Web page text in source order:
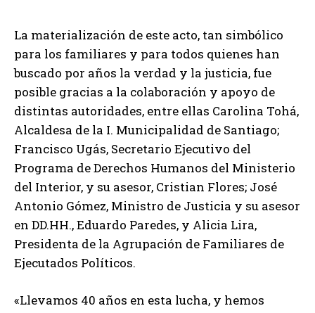
La materialización de este acto, tan simbólico
para los familiares y para todos quienes han
buscado por años la verdad y la justicia, fue
posible gracias a la colaboración y apoyo de
distintas autoridades, entre ellas Carolina Tohá,
Alcaldesa de la I. Municipalidad de Santiago;
Francisco Ugás, Secretario Ejecutivo del
Programa de Derechos Humanos del Ministerio
del Interior, y su asesor, Cristian Flores; José
Antonio Gómez, Ministro de Justicia y su asesor
en DD.HH., Eduardo Paredes, y Alicia Lira,
Presidenta de la Agrupación de Familiares de
Ejecutados Políticos.
«Llevamos 40 años en esta lucha, y hemos